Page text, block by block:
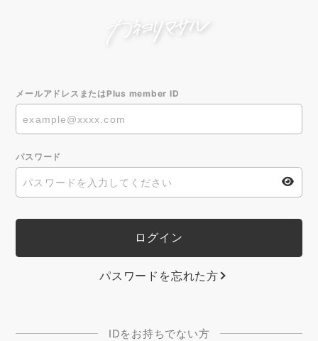
メールアドレスまたはPlus member ID
パスワード
パスワードを忘れた方
IDをお持ちでない方